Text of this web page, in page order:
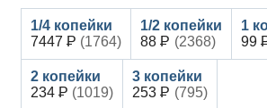
7447 (1764) 88 (2368) 99
234 (1019) 253 (795)